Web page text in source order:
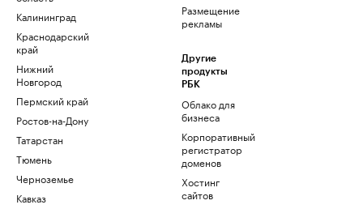
Калининград
Краснодарский
край
Нижний
Новгород
Пермский край
Ростов-на-Дону
Татарстан
Тюмень
Черноземье
Кавказ
Размещение
рекламы
Другие
продукты
РБК
Облако для
бизнеса
Корпоративный
регистратор
доменов
Хостинг
сайтов